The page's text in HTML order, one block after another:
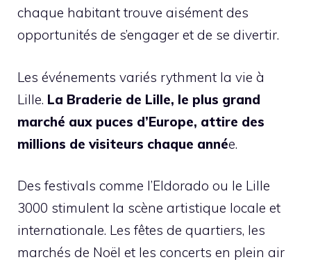
chaque habitant trouve aisément des
opportunités de s’engager et de se divertir.
Les événements variés rythment la vie à
Lille. La Braderie de Lille, le plus grand
marché aux puces d’Europe, attire des
millions de visiteurs chaque année.
Des festivals comme l’Eldorado ou le Lille
3000 stimulent la scène artistique locale et
internationale. Les fêtes de quartiers, les
marchés de Noël et les concerts en plein air